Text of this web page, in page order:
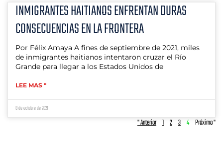
INMIGRANTES HAITIANOS ENFRENTAN DURAS
CONSECUENCIAS EN LA FRONTERA
Por Félix Amaya A fines de septiembre de 2021, miles
de inmigrantes haitianos intentaron cruzar el Río
Grande para llegar a los Estados Unidos de
LEE MAS "
8 de octubre de 2021
" Anterior 1 2 3 4 Próximo "